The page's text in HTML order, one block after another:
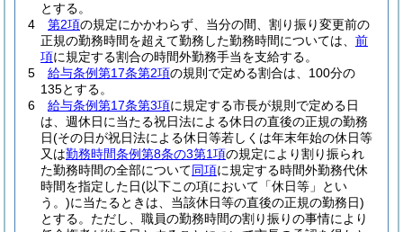
とする。
4
第2項の規定にかかわらず、当分の間、割り振り変更前の
正規の勤務時間を超えて勤務した勤務時間については、 前
項に規定する割合の時間外勤務手当を支給する。
5
給与条例第17条第2項の規則で定める割合は、100分の
135とする。
6
給与条例第17条第3項に規定する市長が規則で定める日
は、週休日に当たる祝日法による休日の直後の正規の勤務
日(その日が祝日法による休日等若しくは年末年始の休日等
又は勤務時間条例第8条の3第1項の規定により割り振られ
た勤務時間の全部について同項に規定する時間外勤務代休
時間を指定した日(以下この項において「休日等」とい
う。)に当たるときは、当該休日等の直後の正規の勤務日)
とする。 ただし、職員の勤務時間の割り振りの事情により